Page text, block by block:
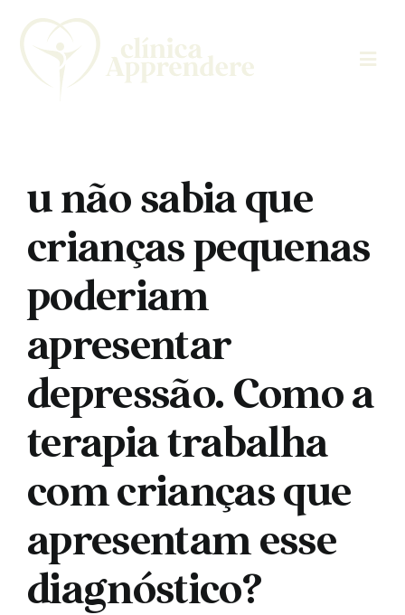
content
u não sabia que
crianças pequenas
poderiam
apresentar
depressão. Como a
terapia trabalha
com crianças que
apresentam esse
diagnóstico?